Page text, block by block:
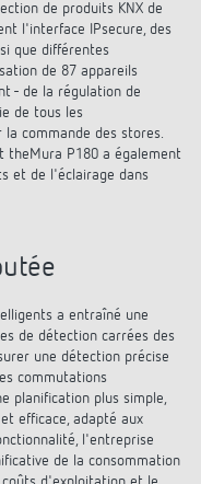
de produits KNX de
l'interface IPsecure, des
que différentes
de 87 appareils
- de la régulation de
de tous les
commande des stores.
theMura P180 a également
et de l'éclairage dans
a entraîné une
de détection carrées des
une détection précise
commutations
planification plus simple,
efficace, adapté aux
l'entreprise
de la consommation